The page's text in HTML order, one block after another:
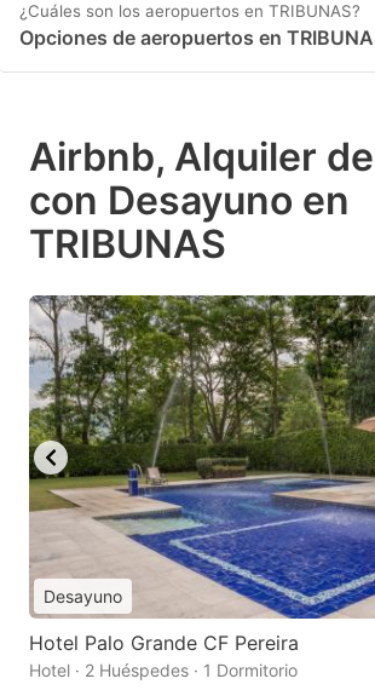
¿Cuáles son los aeropuertos en TRIBUNAS?
Opciones de aeropuertos en
Airbnb, Alquiler
con Desayuno en
TRIBUNAS
Desayuno
Hotel Palo Grande CF Pereira
Hotel · 2 Huéspedes · 1 Dormitorio